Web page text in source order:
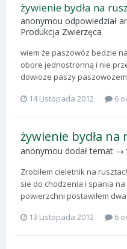
żywienie bydła na
anonymou odpowiedział
Produkcja Zwierzęca
wiem że paszowóz bedzie
obore jednostronną i nie
dowioze paszy
14 Listopada 2012
6
żywienie bydła na
anonymou dodał temat →
Zrobiłem cieletnik na
sie do chodzenia i spania
powierzchni postawiłem
13 Listopada 2012
6